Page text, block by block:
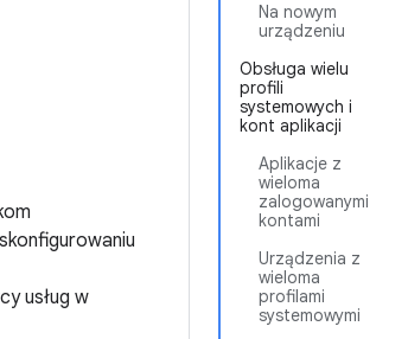
Na nowym
urządzeniu
Obsługa wielu
profili
systemowych i
kont aplikacji
Aplikacje z
wieloma
zalogowanymi
kontami
Urządzenia z
wieloma
profilami
systemowymi
usług w